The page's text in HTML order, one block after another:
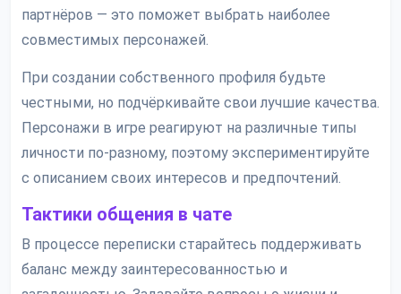
партнёров — это поможет выбрать наиболее
совместимых персонажей.
При создании собственного профиля будьте
честными, но подчёркивайте свои лучшие качества.
Персонажи в игре реагируют на различные типы
личности по-разному, поэтому экспериментируйте
с описанием своих интересов и предпочтений.
Тактики общения в чате
В процессе переписки старайтесь поддерживать
баланс между заинтересованностью и